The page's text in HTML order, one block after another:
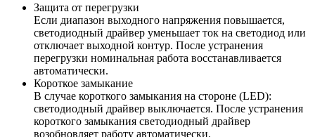
Защита от перегрузки
Если диапазон выходного напряжения повышается,
светодиодный драйвер уменьшает ток на светодиод или
отключает выходной контур. После устранения
перегрузки номинальная работа восстанавливается
автоматически.
Короткое замыкание
В случае короткого замыкания на стороне (LED):
светодиодный драйвер выключается. После устранения
короткого замыкания светодиодный драйвер
возобновляет работу автоматически.